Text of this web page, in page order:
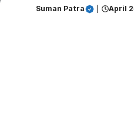
Suman Patra April